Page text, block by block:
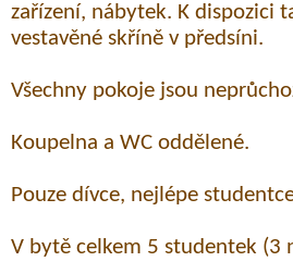
zařízení, nábytek. K dispozici
vestavěné skříně v předsíni.
Všechny pokoje jsou
Koupelna a WC oddělené.
Pouze dívce, nejlépe
V bytě celkem 5 studentek (3